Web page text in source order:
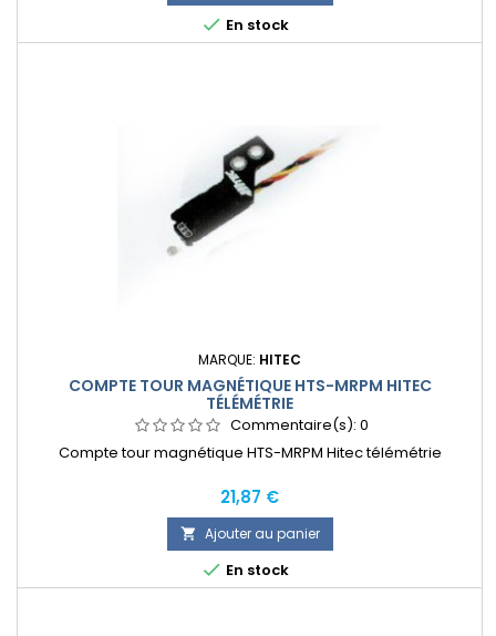
 En stock
MARQUE: HITEC
COMPTE TOUR MAGNÉTIQUE HTS-MRPM HITEC
TÉLÉMÉTRIE
Commentaire(s): 0
Compte tour magnétique HTS-MRPM Hitec télémétrie
Prix
21,87 €
 Ajouter au panier
 En stock